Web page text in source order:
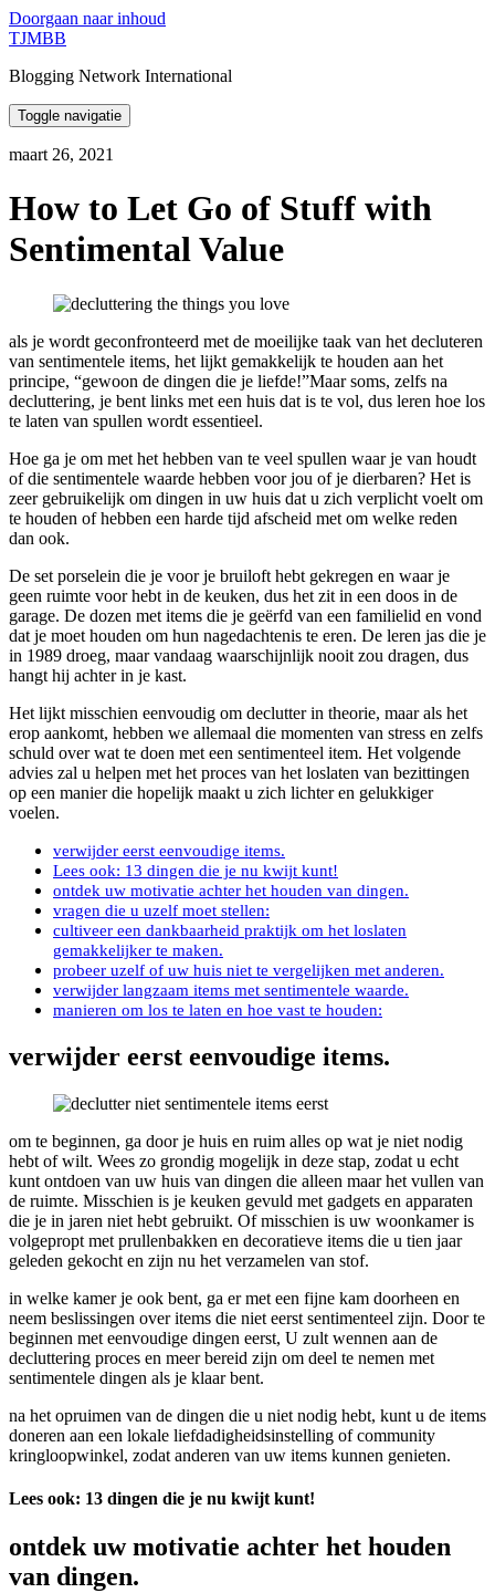
Doorgaan naar inhoud
TJMBB
Blogging Network International
Toggle navigatie
maart 26, 2021
How to Let Go of Stuff with
Sentimental Value
als je wordt geconfronteerd met de moeilijke taak van het decluteren
van sentimentele items, het lijkt gemakkelijk te houden aan het
principe, “gewoon de dingen die je liefde!”Maar soms, zelfs na
decluttering, je bent links met een huis dat is te vol, dus leren hoe los
te laten van spullen wordt essentieel.
Hoe ga je om met het hebben van te veel spullen waar je van houdt
of die sentimentele waarde hebben voor jou of je dierbaren? Het is
zeer gebruikelijk om dingen in uw huis dat u zich verplicht voelt om
te houden of hebben een harde tijd afscheid met om welke reden
dan ook.
De set porselein die je voor je bruiloft hebt gekregen en waar je
geen ruimte voor hebt in de keuken, dus het zit in een doos in de
garage. De dozen met items die je geërfd van een familielid en vond
dat je moet houden om hun nagedachtenis te eren. De leren jas die je
in 1989 droeg, maar vandaag waarschijnlijk nooit zou dragen, dus
hangt hij achter in je kast.
Het lijkt misschien eenvoudig om declutter in theorie, maar als het
erop aankomt, hebben we allemaal die momenten van stress en zelfs
schuld over wat te doen met een sentimenteel item. Het volgende
advies zal u helpen met het proces van het loslaten van bezittingen
op een manier die hopelijk maakt u zich lichter en gelukkiger
voelen.
verwijder eerst eenvoudige items.
Lees ook: 13 dingen die je nu kwijt kunt!
ontdek uw motivatie achter het houden van dingen.
vragen die u uzelf moet stellen:
cultiveer een dankbaarheid praktijk om het loslaten
gemakkelijker te maken.
probeer uzelf of uw huis niet te vergelijken met anderen.
verwijder langzaam items met sentimentele waarde.
manieren om los te laten en hoe vast te houden:
verwijder eerst eenvoudige items.
om te beginnen, ga door je huis en ruim alles op wat je niet nodig
hebt of wilt. Wees zo grondig mogelijk in deze stap, zodat u echt
kunt ontdoen van uw huis van dingen die alleen maar het vullen van
de ruimte. Misschien is je keuken gevuld met gadgets en apparaten
die je in jaren niet hebt gebruikt. Of misschien is uw woonkamer is
volgepropt met prullenbakken en decoratieve items die u tien jaar
geleden gekocht en zijn nu het verzamelen van stof.
in welke kamer je ook bent, ga er met een fijne kam doorheen en
neem beslissingen over items die niet eerst sentimenteel zijn. Door te
beginnen met eenvoudige dingen eerst, U zult wennen aan de
decluttering proces en meer bereid zijn om deel te nemen met
sentimentele dingen als je klaar bent.
na het opruimen van de dingen die u niet nodig hebt, kunt u de items
doneren aan een lokale liefdadigheidsinstelling of community
kringloopwinkel, zodat anderen van uw items kunnen genieten.
Lees ook: 13 dingen die je nu kwijt kunt!
ontdek uw motivatie achter het houden
van dingen.